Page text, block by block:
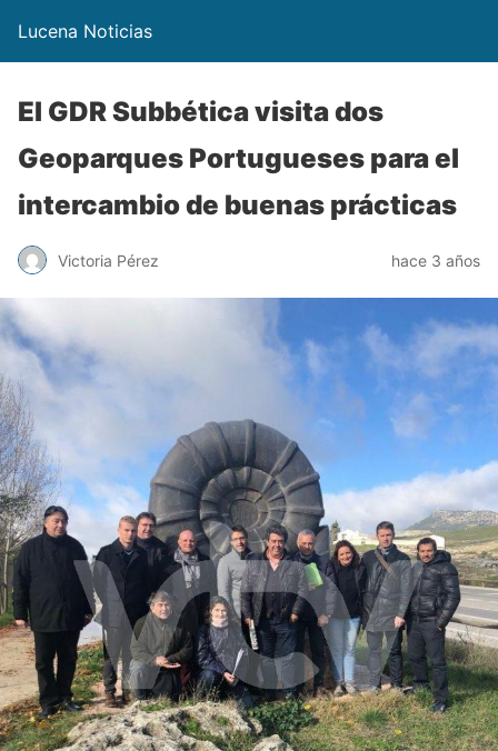
Lucena Noticias
El GDR Subbética visita dos
Geoparques Portugueses para el
intercambio de buenas prácticas
Victoria Pérez hace 3 años